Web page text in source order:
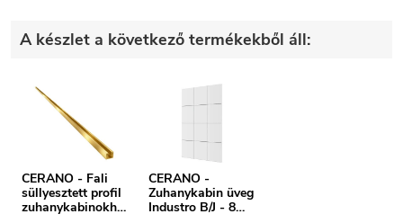
A készlet a következő termékekből áll:
CERANO - Fali
süllyesztett profil
zuhanykabinokho
CERANO -
Zuhanykabin üveg
Industro B/J - 8